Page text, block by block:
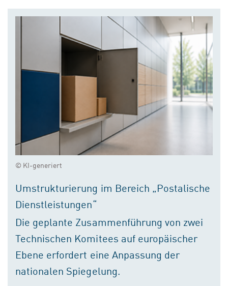
© KI-generiert
Umstrukturierung im Bereich „Postalische
Dienstleistungen“
Die geplante Zusammenführung von zwei
Technischen Komitees auf europäischer
Ebene erfordert eine Anpassung der
nationalen Spiegelung.